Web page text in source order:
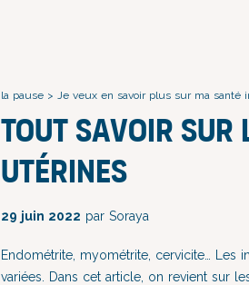
la pause > Je veux en savoir plus sur ma santé
Tout savoir sur
utérines
29 juin 2022 par Soraya
Endométrite, myométrite, cervicite… Les
variées. Dans cet article, on revient sur